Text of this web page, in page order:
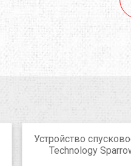
Устройство
Technology